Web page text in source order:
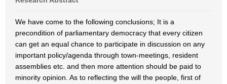
We have come to the following conclusions; It is a
precondition of parliamentary democracy that every citizen
can get an equal chance to participate in discussion on any
important policy/agenda through town-meetings, resident
assemblies etc. and then more attention should be paid to
minority opinion. As to reflecting the will the people, first of